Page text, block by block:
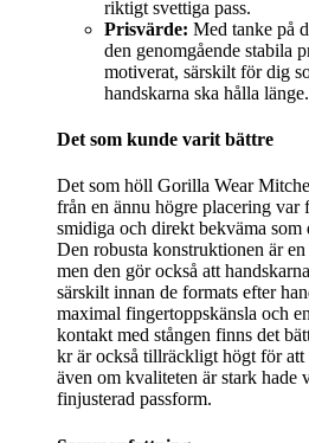
riktigt svettiga pass.
Prisvärde: Med tanke på
den genomgående stabila
motiverat, särskilt för dig
handskarna ska hålla länge.
Det som kunde varit bättre
Det som höll Gorilla Wear
från en ännu högre placering var
smidiga och direkt bekväma som
Den robusta konstruktionen är
men den gör också att
särskilt innan de formats efter
maximal fingertoppskänsla och
kontakt med stången finns det
kr är också tillräckligt högt för att
även om kvaliteten är stark hade
finjusterad passform.